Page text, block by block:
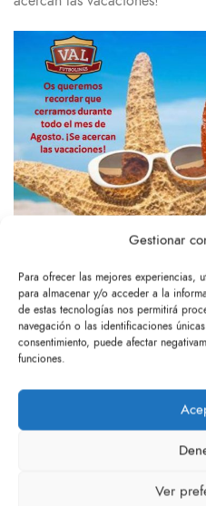
Gestionar
Para ofrecer las mejores experiencias,
para almacenar y/o acceder a la
de estas tecnologías nos permitirá
navegación o las identificaciones
consentimiento, puede afectar
funciones.
Ver